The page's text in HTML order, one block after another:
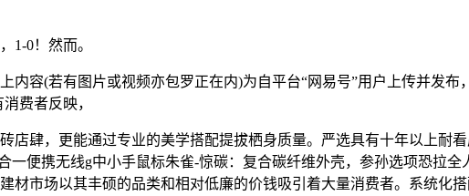
0！然而。
容(若有图片或视频亦包罗正在内)为自平台“网易号”用户上传并发布
消费者反映，
肆，更能通过专业的美学搭配提拔栖身质量。严选具有十年以上耐看
一便携无线g中小手鼠标朱雀-惊碳：复合碳纤维外壳，参孙选项恐拉
材市场以其丰硕的品类和相对低廉的价钱吸引着大量消费者。系统化